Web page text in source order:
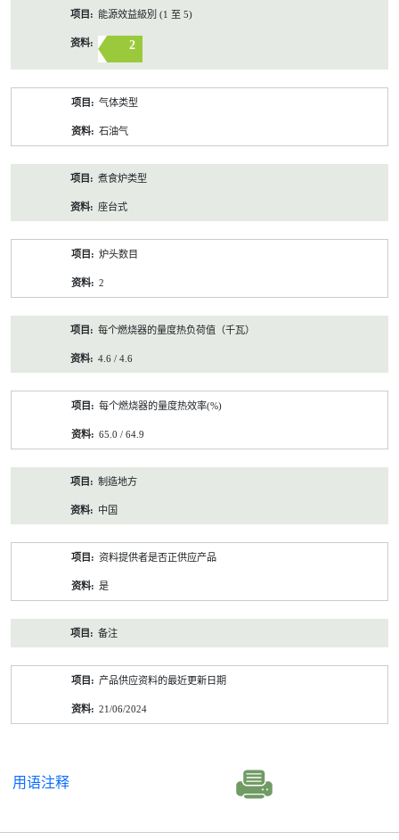
能源效益級別 (1 至 5)
2
气体类型
石油气
煮食炉类型
座台式
炉头数目
2
每个燃烧器的量度热负荷值（千瓦）
4.6 / 4.6
每个燃烧器的量度热效率(%)
65.0 / 64.9
制造地方
中国
资料提供者是否正供应产品
是
备注
产品供应资料的最近更新日期
21/06/2024
用语注释